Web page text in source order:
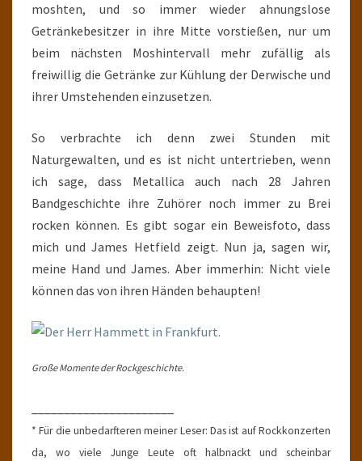
moshten, und so immer wieder ahnungslose
Getränkebesitzer in ihre Mitte vorstießen, nur um
beim nächsten Moshintervall mehr zufällig als
freiwillig die Getränke zur Kühlung der Derwische und
ihrer Umstehenden einzusetzen.
So verbrachte ich denn zwei Stunden mit
Naturgewalten, und es ist nicht untertrieben, wenn
ich sage, dass Metallica auch nach 28 Jahren
Bandgeschichte ihre Zuhörer noch immer zu Brei
rocken können. Es gibt sogar ein Beweisfoto, dass
mich und James Hetfield zeigt. Nun ja, sagen wir,
meine Hand und James. Aber immerhin: Nicht viele
können das von ihren Händen behaupten!
Große Momente der Rockgeschichte.
* Für die unbedarfteren meiner Leser: Das ist auf Rockkonzerten
da, wo viele Junge Leute oft halbnackt und scheinbar